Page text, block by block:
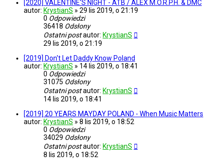
[2020] VALENTINE'S NIGHT - ATB / ALEX M.O.R.P.H. & DMC
autor: KrystianS » 29 lis 2019, o 21:19
0 Odpowiedzi
36418 Odsłony
Ostatni postautor: KrystianS
29 lis 2019, o 21:19
[2019] Don't Let Daddy Know Poland
autor: KrystianS » 14 lis 2019, o 18:41
0 Odpowiedzi
31075 Odsłony
Ostatni postautor: KrystianS
14 lis 2019, o 18:41
[2019] 20 YEARS MAYDAY POLAND - When Music Matters
autor: KrystianS » 8 lis 2019, o 18:52
0 Odpowiedzi
34029 Odsłony
Ostatni postautor: KrystianS
8 lis 2019, o 18:52